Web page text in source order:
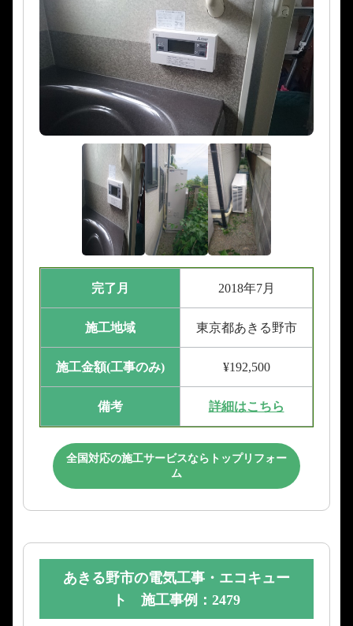
完了月 2018年7月
施工地域 東京都あきる野市
施工金額(工事のみ) ¥192,500
備考 詳細はこちら
全国対応の施工サービスならトップリフォー
ム
あきる野市の電気工事・エコキュー
ト 施工事例：2479